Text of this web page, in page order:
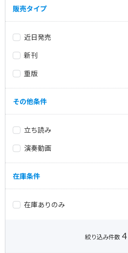
販売タイプ
近日発売
新刊
重版
その他条件
立ち読み
演奏動画
在庫条件
在庫ありのみ
絞り込み件数 4